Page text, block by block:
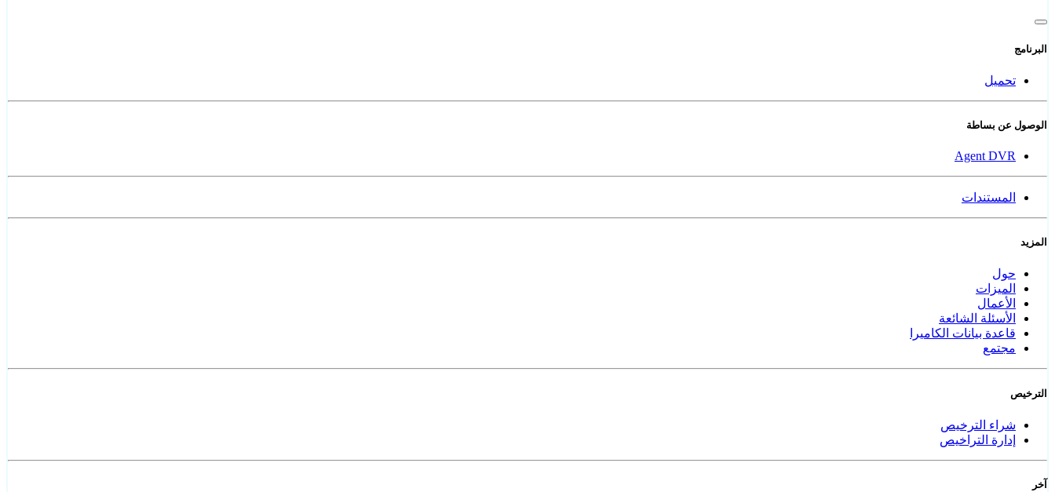
البرنامج
تحميل
الوصول عن بساطة
Agent DVR
المستندات
المزيد
حول
الميزات
الأعمال
الأسئلة الشائعة
قاعدة بيانات الكاميرا
مجتمع
الترخيص
شراء الترخيص
إدارة التراخيص
آخر